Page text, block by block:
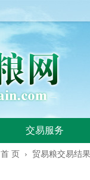
交易服务
首 页 › 贸易粮交易结果